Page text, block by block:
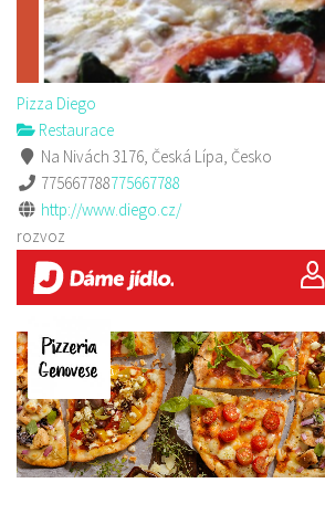
Pizza Diego
Restaurace
Na Nivách 3176, Česká Lípa, Česko
775667788775667788
http://www.diego.cz/
rozvoz